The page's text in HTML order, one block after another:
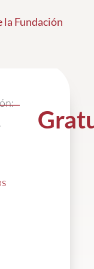
la Fundación